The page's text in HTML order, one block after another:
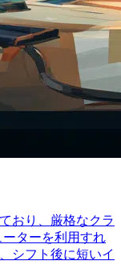
おり、厳格なクラ
ターを利用すれ
シフト後に短いイ